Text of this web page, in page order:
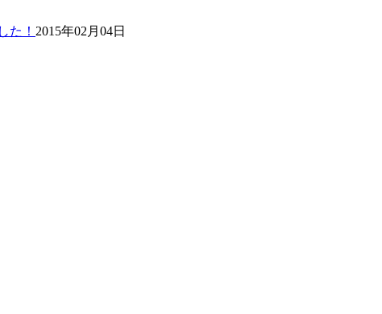
た！ 2015年02月04日